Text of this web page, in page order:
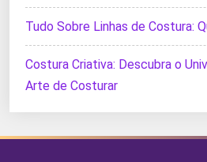
Tudo Sobre Linhas de Costura:
Costura Criativa: Descubra o
Arte de Costurar